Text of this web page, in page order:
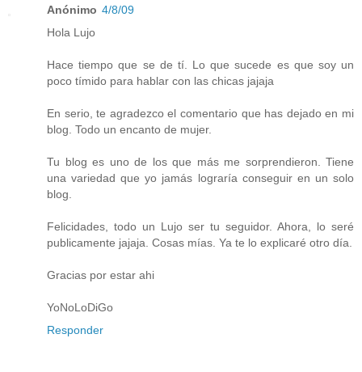
Anónimo 4/8/09
Hola Lujo
Hace tiempo que se de tí. Lo que sucede es que soy un
poco tímido para hablar con las chicas jajaja
En serio, te agradezco el comentario que has dejado en mi
blog. Todo un encanto de mujer.
Tu blog es uno de los que más me sorprendieron. Tiene
una variedad que yo jamás lograría conseguir en un solo
blog.
Felicidades, todo un Lujo ser tu seguidor. Ahora, lo seré
publicamente jajaja. Cosas mías. Ya te lo explicaré otro día.
Gracias por estar ahi
YoNoLoDiGo
Responder